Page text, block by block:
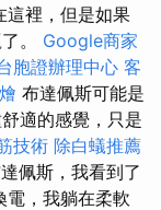
這裡，但是如果
。 Google商家
胞證辦理中心 客
布達佩斯可能是
適的感覺，只是
技術 除白蟻推薦
佩斯，我看到了
電，我躺在柔軟